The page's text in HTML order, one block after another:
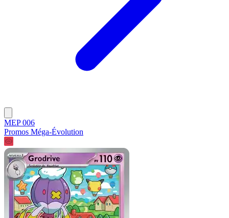
MEP 006
Promos Méga-Évolution